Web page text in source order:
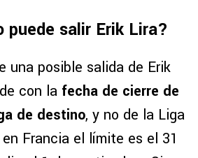
puede salir Erik Lira?
una posible salida de Erik
con la fecha de cierre de
de destino, y no de la Liga
Francia el límite es el 31